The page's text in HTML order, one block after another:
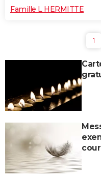
Famille L HERMITTE
1